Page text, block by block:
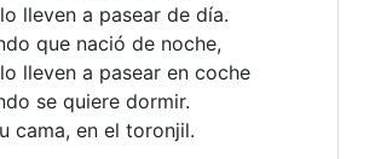
lleven a pasear de día.
que nació de noche,
lleven a pasear en coche
se quiere dormir.
cama, en el toronjil.